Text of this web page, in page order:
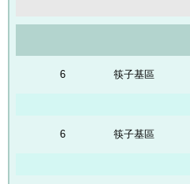
6 筷子基區
6 筷子基區